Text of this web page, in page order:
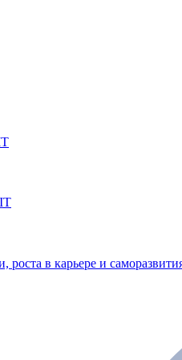
в карьере и